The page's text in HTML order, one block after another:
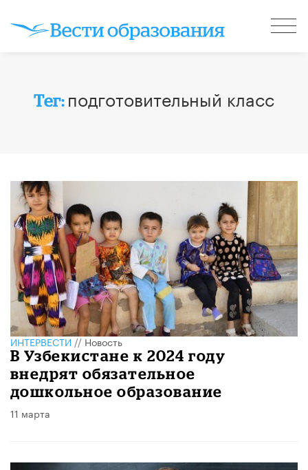
Тег: подготовительный класс
ИНТЕРВЕСТИ//Новость
В Узбекистане к 2024 году
внедрят обязательное
дошкольное образование
11 марта